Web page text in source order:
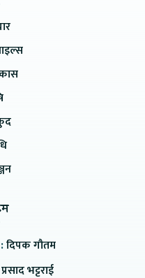
दिपक गौतम
भट्टराई